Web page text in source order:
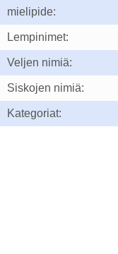
mielipide:
Lempinimet:
Veljen nimiä:
Siskojen nimiä:
Kategoriat: